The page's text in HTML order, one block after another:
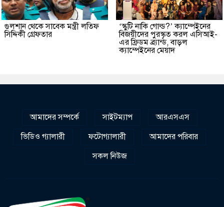
গুলশান থেকে সাবেক মন্ত্রী লতিফ
সিদ্দিকী গ্রেফতার
‘স্কুটি নাকি গোল্ড?’ ক্যাম্পেইনের
বিজয়ীদের পুরস্কৃত করল এসিআই-
এর ফ্রিডম ব্র্যান্ড, বাড়ল
ক্যাম্পেইনের মেয়াদ
আমাদের সম্পর্কে সাইটম্যাপ
আরএসএস
ভিডিও গ্যালারী
ফটোগ্যালারী
আমাদের পরিবার
সকল নিউজ